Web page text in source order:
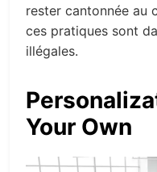
rester cantonnée
ces pratiques sont
illégales.
Your Own